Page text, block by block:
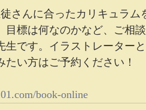
さんに合ったカリキュラ
目標は何なのかなど、ご相
生です。イラストレーター
い方はご予約ください！
book-online